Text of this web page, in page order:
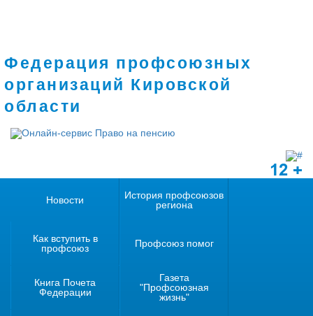
Федерация профсоюзных
организаций Кировской
области
12 +
Новости
История профсоюзов
региона
Как вступить в
профсоюз
Профсоюз помог
Книга Почета
Федерации
Газета
"Профсоюзная
жизнь"